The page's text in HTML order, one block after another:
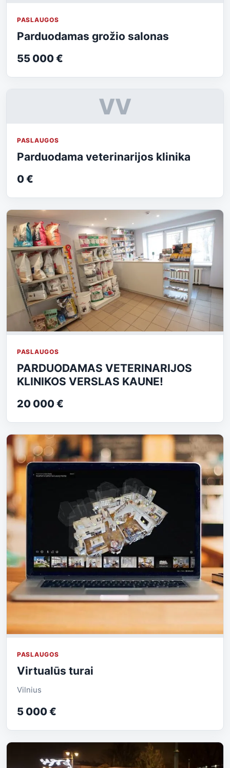
PASLAUGOS
Parduodamas grožio salonas
55 000 €
VV
PASLAUGOS
Parduodama veterinarijos klinika
0 €
PASLAUGOS
PARDUODAMAS VETERINARIJOS
KLINIKOS VERSLAS KAUNE!
20 000 €
PASLAUGOS
Virtualūs turai
Vilnius
5 000 €